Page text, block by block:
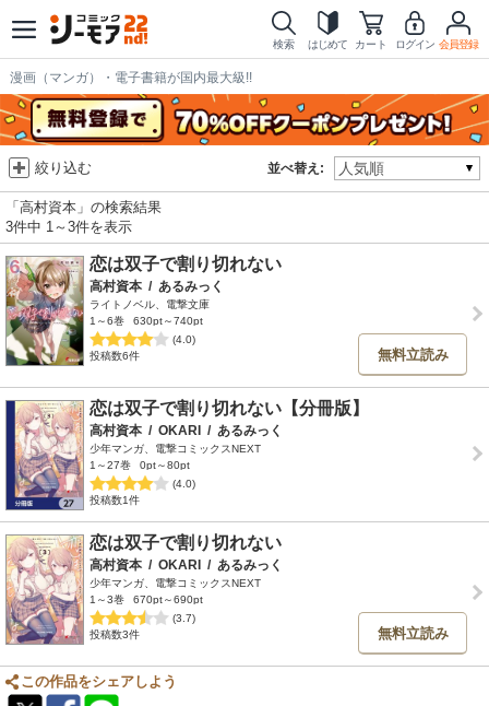
検索 はじめて カート ログイン 会員登録
漫画（マンガ）・電子書籍が国内最大級!!
並べ替え:
絞り込む
「高村資本」の検索結果
3件中 1～3件を表示
恋は双子で割り切れない
高村資本 / あるみっく
ライトノベル、電撃文庫
1～6巻
630pt～740pt
(4.0)
投稿数6件
無料立読み
恋は双子で割り切れない【分冊版】
高村資本 / OKARI / あるみっく
少年マンガ、電撃コミックスNEXT
1～27巻
0pt～80pt
(4.0)
投稿数1件
恋は双子で割り切れない
高村資本 / OKARI / あるみっく
少年マンガ、電撃コミックスNEXT
1～3巻
670pt～690pt
(3.7)
投稿数3件
無料立読み
この作品をシェアしよう